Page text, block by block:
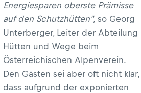
Energiesparen oberste Prämisse
auf den Schutzhütten", so Georg
Unterberger, Leiter der Abteilung
Hütten und Wege beim
Österreichischen Alpenverein.
Den Gästen sei aber oft nicht klar,
dass aufgrund der exponierten